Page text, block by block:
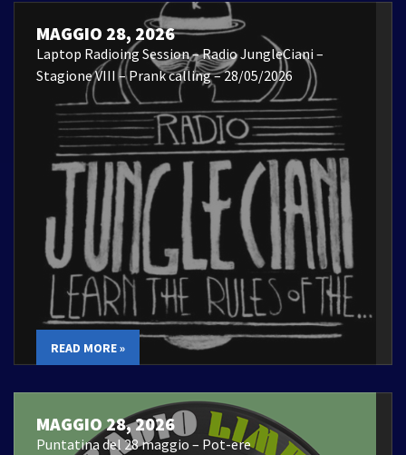
MAGGIO 28, 2026
Laptop Radioing Session – Radio JungleCiani –
Stagione VIII – Prank calling – 28/05/2026
READ MORE »
MAGGIO 28, 2026
Puntatina del 28 maggio – Pot-ere